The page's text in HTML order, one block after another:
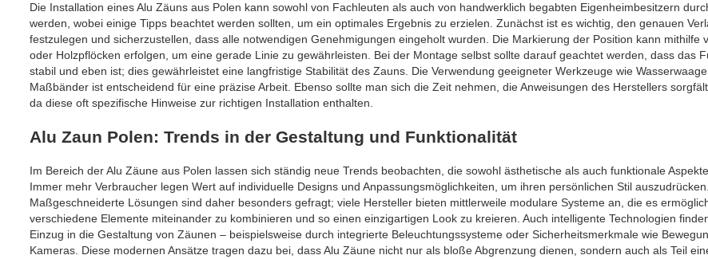
Die Installation eines Alu Zäuns aus Polen kann sowohl von Fachleuten als auch von handwerklich begabten Eigenheimbesitzern
werden, wobei einige Tipps beachtet werden sollten, um ein optimales Ergebnis zu erzielen. Zunächst ist es wichtig, den genauen
festzulegen und sicherzustellen, dass alle notwendigen Genehmigungen eingeholt wurden. Die Markierung der Position kann mithilfe
oder Holzpflöcken erfolgen, um eine gerade Linie zu gewährleisten. Bei der Montage selbst sollte darauf geachtet werden, dass das
stabil und eben ist; dies gewährleistet eine langfristige Stabilität des Zauns. Die Verwendung geeigneter Werkzeuge wie
Maßbänder ist entscheidend für eine präzise Arbeit. Ebenso sollte man sich die Zeit nehmen, die Anweisungen des Herstellers
da diese oft spezifische Hinweise zur richtigen Installation enthalten.
Alu Zaun Polen: Trends in der Gestaltung und Funktionalität
Im Bereich der Alu Zäune aus Polen lassen sich ständig neue Trends beobachten, die sowohl ästhetische als auch funktionale
Immer mehr Verbraucher legen Wert auf individuelle Designs und Anpassungsmöglichkeiten, um ihren persönlichen Stil auszudrücken.
Maßgeschneiderte Lösungen sind daher besonders gefragt; viele Hersteller bieten mittlerweile modulare Systeme an, die es
verschiedene Elemente miteinander zu kombinieren und so einen einzigartigen Look zu kreieren. Auch intelligente Technologien
Einzug in die Gestaltung von Zäunen – beispielsweise durch integrierte Beleuchtungssysteme oder Sicherheitsmerkmale wie
Kameras. Diese modernen Ansätze tragen dazu bei, dass Alu Zäune nicht nur als bloße Abgrenzung dienen, sondern auch als Teil